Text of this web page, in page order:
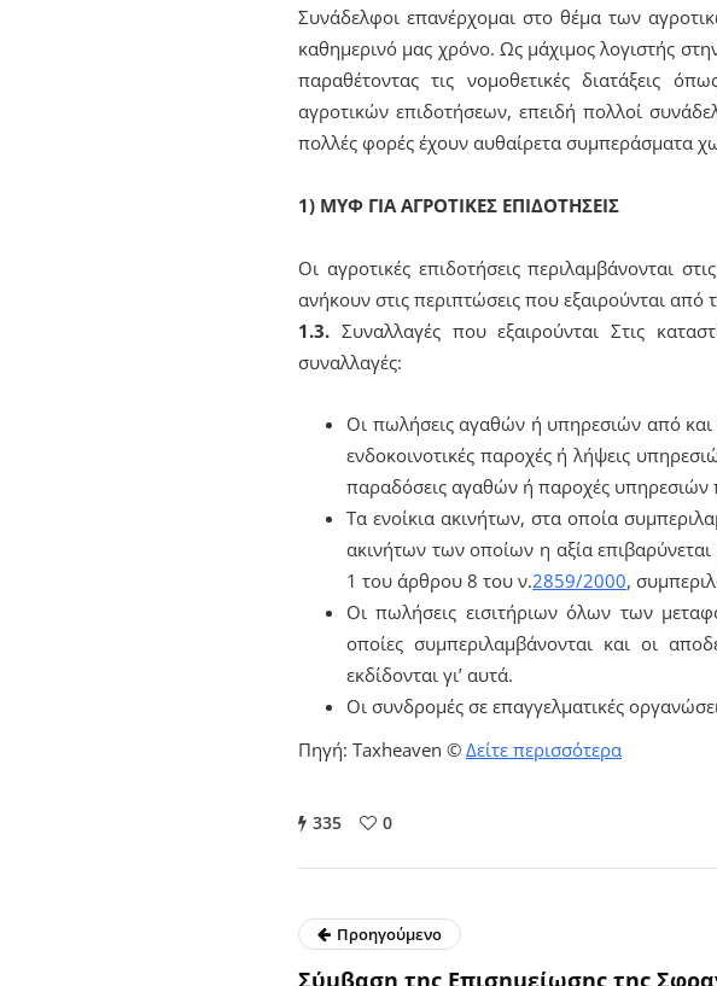
Συνάδελφοι επανέρχομαι στο θέμα των
καθημερινό μας χρόνο. Ως μάχιμος λογιστής
παραθέτοντας τις νομοθετικές διατάξεις
αγροτικών επιδοτήσεων, επειδή πολλοί
πολλές φορές έχουν αυθαίρετα συμπεράσματα
1) ΜΥΦ ΓΙΑ ΑΓΡΟΤΙΚΕΣ ΕΠΙΔΟΤΗΣΕΙΣ
Οι αγροτικές επιδοτήσεις περιλαμβάνονται
ανήκουν στις περιπτώσεις που εξαιρούνται
1.3. Συναλλαγές που εξαιρούνται Στις
συναλλαγές:
Οι πωλήσεις αγαθών ή υπηρεσιών από και
ενδοκοινοτικές παροχές ή λήψεις
παραδόσεις αγαθών ή παροχές υπηρεσιών
Τα ενοίκια ακινήτων, στα οποία
ακινήτων των οποίων η αξία
1 του άρθρου 8 του ν.2859/2000,
Οι πωλήσεις εισιτήριων όλων των
οποίες συμπεριλαμβάνονται και οι
εκδίδονται γι’ αυτά.
Οι συνδρομές σε επαγγελματικές
Πηγή: Taxheaven © Δείτε περισσότερα
335 0
Προηγούμενο
Σύμβαση της Επισημείωσης της